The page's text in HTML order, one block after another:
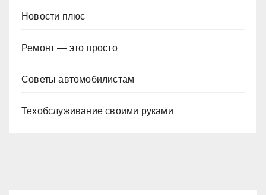
Новости плюс
Ремонт — это просто
Советы автомобилистам
Техобслуживание своими руками